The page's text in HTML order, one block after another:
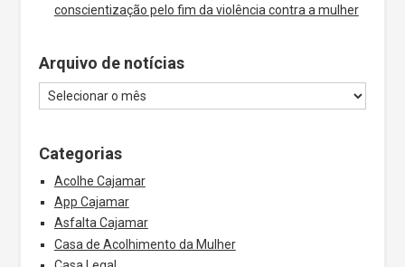
conscientização pelo fim da violência contra a mulher
Arquivo de notícias
Categorias
Acolhe Cajamar
App Cajamar
Asfalta Cajamar
Casa de Acolhimento da Mulher